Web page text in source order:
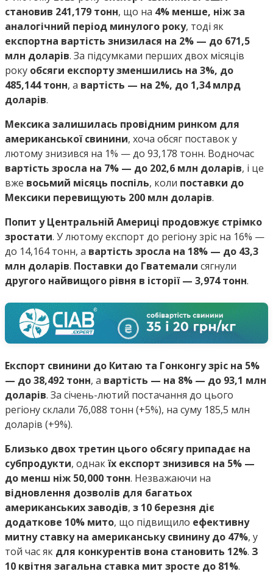
становив 241,179 тонн, що на 4% менше, ніж за
аналогічний період минулого року, тоді як
експортна вартість знизилася на 2% — до 671,5
млн доларів. За підсумками перших двох місяців
року обсяги експорту зменшились на 3%, до
485,144 тонн, а вартість — на 2%, до 1,34 млрд
доларів.
Мексика залишилась провідним ринком для
американської свинини, хоча обсяг поставок у
лютому знизився на 1% — до 93,178 тонн. Водночас
вартість зросла на 7% — до 202,6 млн доларів, і це
вже восьмий місяць поспіль, коли поставки до
Мексики перевищують 200 млн доларів.
Попит у Центральній Америці продовжує стрімко
зростати. У лютому експорт до регіону зріс на 16% —
до 14,164 тонн, а вартість зросла на 18% — до 43,3
млн доларів. Поставки до Гватемали сягнули
другого найвищого рівня в історії — 3,974 тонн.
Експорт свинини до Китаю та Гонконгу зріс на 5%
— до 38,492 тонн, а вартість — на 8% — до 93,1 млн
доларів. За січень-лютий постачання до цього
регіону склали 76,088 тонн (+5%), на суму 185,5 млн
доларів (+9%).
Близько двох третин цього обсягу припадає на
субпродукти, однакїх експорт знизився на 5% —
до менш ніж 50,000 тонн. Незважаючи на
відновлення дозволів для багатьох
американських заводів, з 10 березня діє
додаткове 10% мито, що підвищило ефективну
митну ставку на американську свинину до 47%, у
той час як для конкурентів вона становить 12%. З
10 квітня загальна ставка мит зросте до 81%.